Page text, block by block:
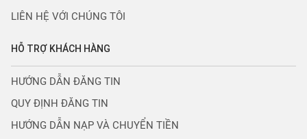
LIÊN HỆ VỚI CHÚNG TÔI
HỖ TRỢ KHÁCH HÀNG
HƯỚNG DẪN ĐĂNG TIN
QUY ĐỊNH ĐĂNG TIN
HƯỚNG DẪN NẠP VÀ CHUYỂN TIỀN